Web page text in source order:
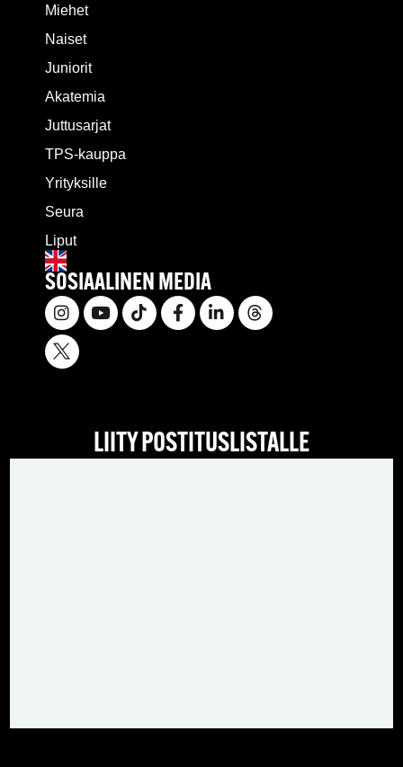
Miehet
Naiset
Juniorit
Akatemia
Juttusarjat
TPS-kauppa
Yrityksille
Seura
Liput
SOSIAALINEN MEDIA
LIITY POSTITUSLISTALLE